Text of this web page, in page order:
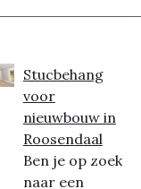
Stucbehang
voor
nieuwbouw in
Roosendaal
Ben je op zoek
naar een